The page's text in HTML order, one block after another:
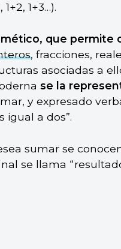
1+3…).
que permite
, fracciones,
asociadas a
se la
y expresado
igual a dos”.
sumar se
se llama